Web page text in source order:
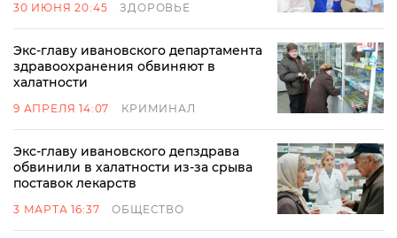
30 ИЮНЯ 20:45 ЗДОРОВЬЕ
Экс-главу ивановского департамента
здравоохранения обвиняют в
халатности
9 АПРЕЛЯ 14:07 КРИМИНАЛ
Экс-главу ивановского депздрава
обвинили в халатности из-за срыва
поставок лекарств
3 МАРТА 16:37 ОБЩЕСТВО